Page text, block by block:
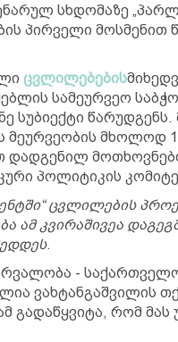
სხდომაზე
პირველი მოსმენით
ცვლილებების
სამეურვეო
სუბიექტი
მეურვეობის მხოლოდ
დადგენილ
პოლიტიკის
ცვლილების
ამ კვირაშივეა
.
-
ვახტანგაშვილის
გადაწყვიტა, რომ მას